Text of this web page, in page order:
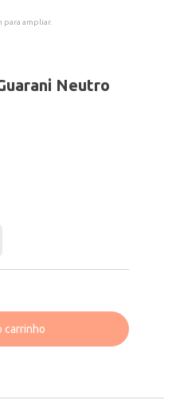
para ampliar.
Neutro
carrinho